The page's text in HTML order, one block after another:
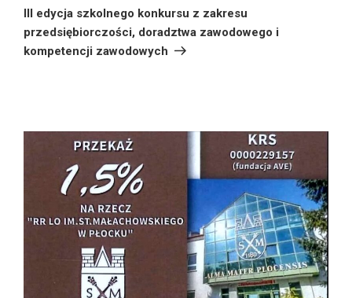
wpis
III edycja szkolnego konkursu z zakresu
przedsiębiorczości, doradztwa zawodowego i
kompetencji zawodowych